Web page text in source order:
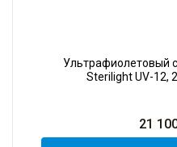
Ультрафиолетовый
Sterilight UV-12,
21